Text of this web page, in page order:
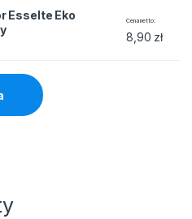
biały quantity
Esselte Eko
Cena netto
8,90 zł